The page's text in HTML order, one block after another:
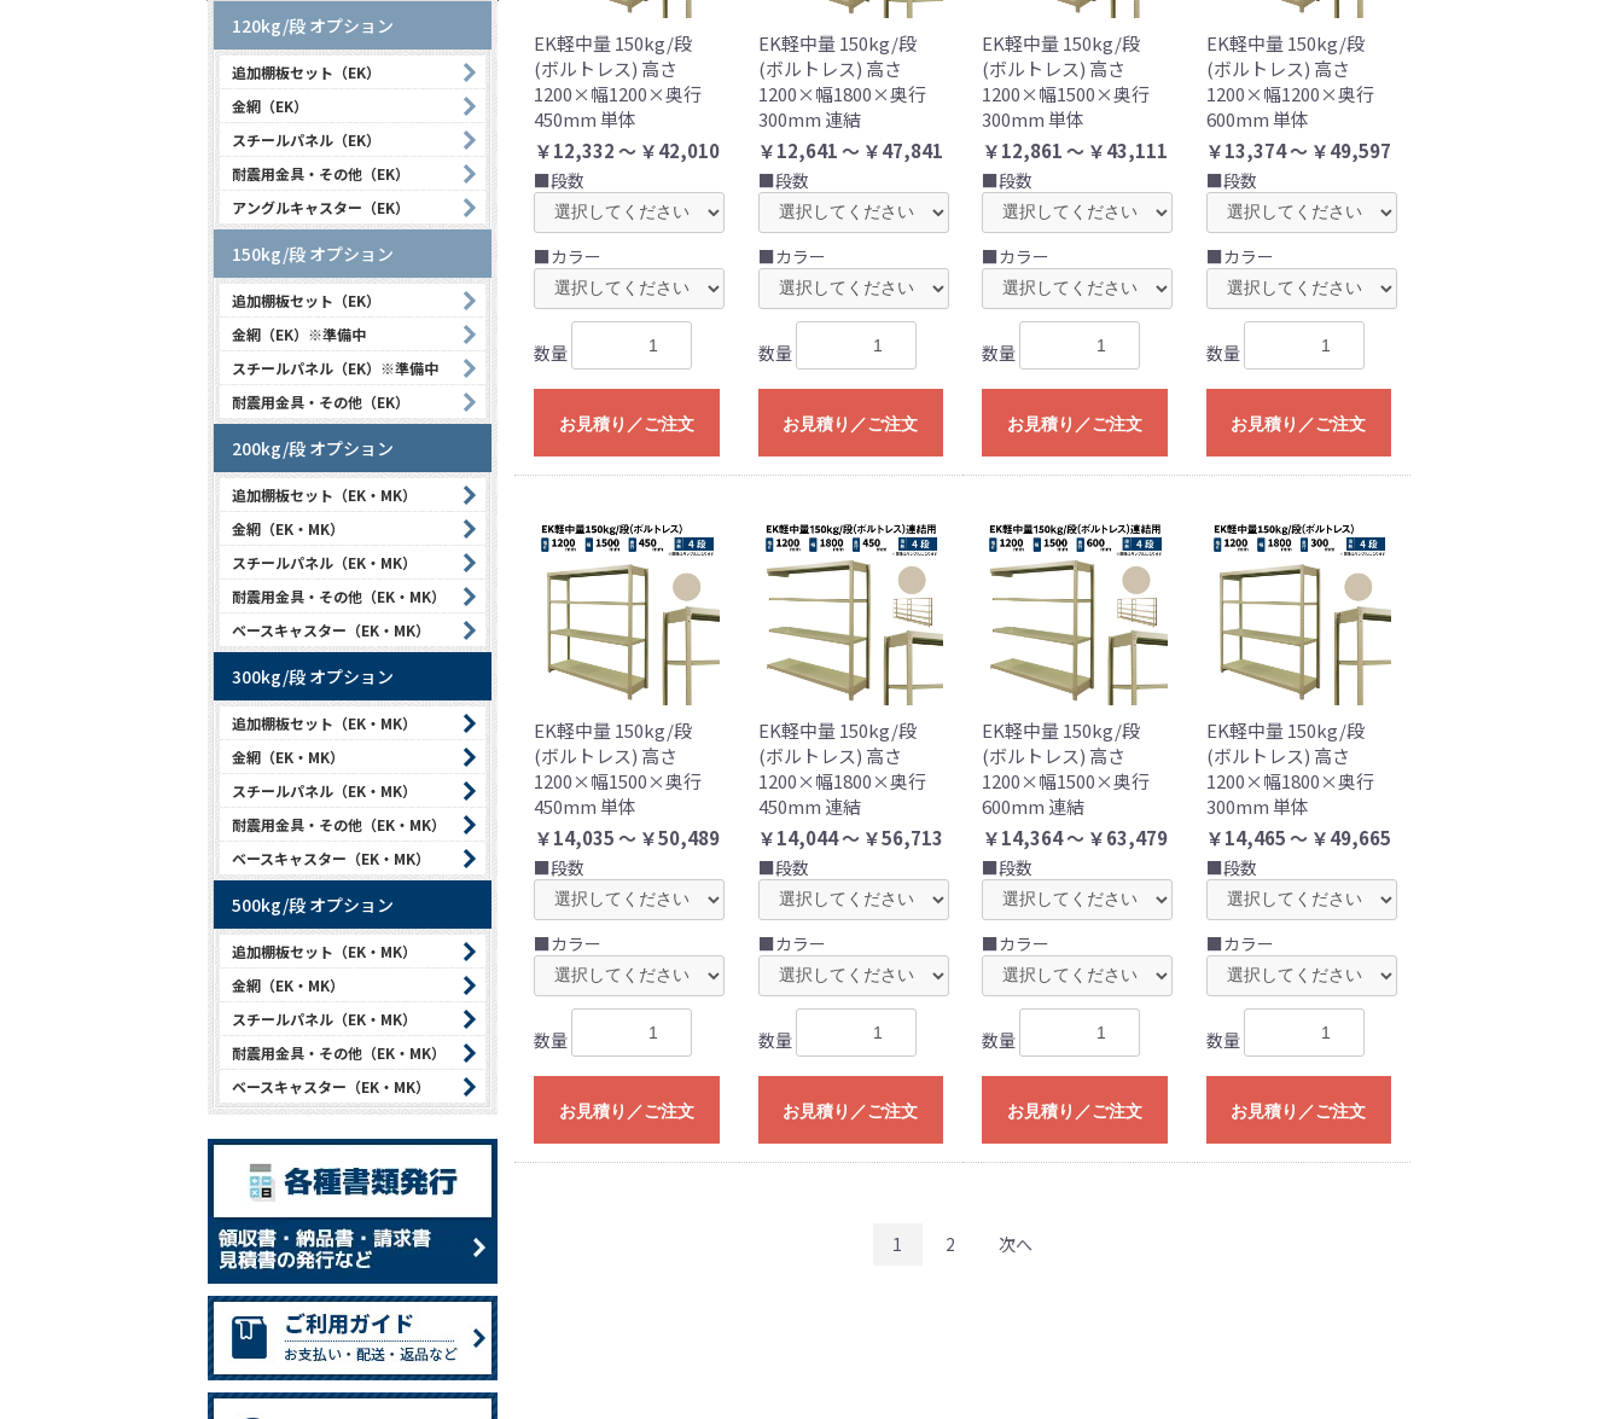
120kg/段 オプション
追加棚板セット（EK）
金網（EK）
スチールパネル（EK）
耐震用金具・その他（EK）
アングルキャスター（EK）
150kg/段 オプション
追加棚板セット（EK）
金網（EK）※準備中
スチールパネル（EK）※準備中
耐震用金具・その他（EK）
200kg/段 オプション
追加棚板セット（EK・MK）
金網（EK・MK）
スチールパネル（EK・MK）
耐震用金具・その他（EK・MK）
ベースキャスター（EK・MK）
300kg/段 オプション
追加棚板セット（EK・MK）
金網（EK・MK）
スチールパネル（EK・MK）
耐震用金具・その他（EK・MK）
ベースキャスター（EK・MK）
500kg/段 オプション
追加棚板セット（EK・MK）
金網（EK・MK）
スチールパネル（EK・MK）
耐震用金具・その他（EK・MK）
ベースキャスター（EK・MK）
EK軽中量 150kg/段
(ボルトレス) 高さ
1200×幅1200×奥行
450mm 単体
￥12,332 ～ ￥42,010
■段数
■カラー
数量
お見積り／ご注文
EK軽中量 150kg/段
(ボルトレス) 高さ
1200×幅1800×奥行
300mm 連結
￥12,641 ～ ￥47,841
■段数
■カラー
数量
お見積り／ご注文
EK軽中量 150kg/段
(ボルトレス) 高さ
1200×幅1500×奥行
300mm 単体
￥12,861 ～ ￥43,111
■段数
■カラー
数量
お見積り／ご注文
EK軽中量 150kg/段
(ボルトレス) 高さ
1200×幅1200×奥行
600mm 単体
￥13,374 ～ ￥49,597
■段数
■カラー
数量
お見積り／ご注文
EK軽中量 150kg/段
(ボルトレス) 高さ
1200×幅1500×奥行
450mm 単体
￥14,035 ～ ￥50,489
■段数
■カラー
数量
お見積り／ご注文
EK軽中量 150kg/段
(ボルトレス) 高さ
1200×幅1800×奥行
450mm 連結
￥14,044 ～ ￥56,713
■段数
■カラー
数量
お見積り／ご注文
EK軽中量 150kg/段
(ボルトレス) 高さ
1200×幅1500×奥行
600mm 連結
￥14,364 ～ ￥63,479
■段数
■カラー
数量
お見積り／ご注文
EK軽中量 150kg/段
(ボルトレス) 高さ
1200×幅1800×奥行
300mm 単体
￥14,465 ～ ￥49,665
■段数
■カラー
数量
お見積り／ご注文
1 2 次へ